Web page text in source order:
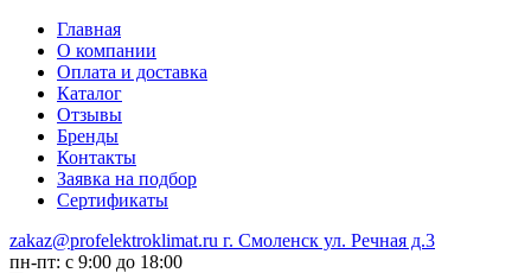
Главная
О компании
Оплата и доставка
Каталог
Отзывы
Бренды
Контакты
Заявка на подбор
Сертификаты
zakaz@profelektroklimat.ru г. Смоленск ул. Речная д.3
пн-пт: с 9:00 до 18:00